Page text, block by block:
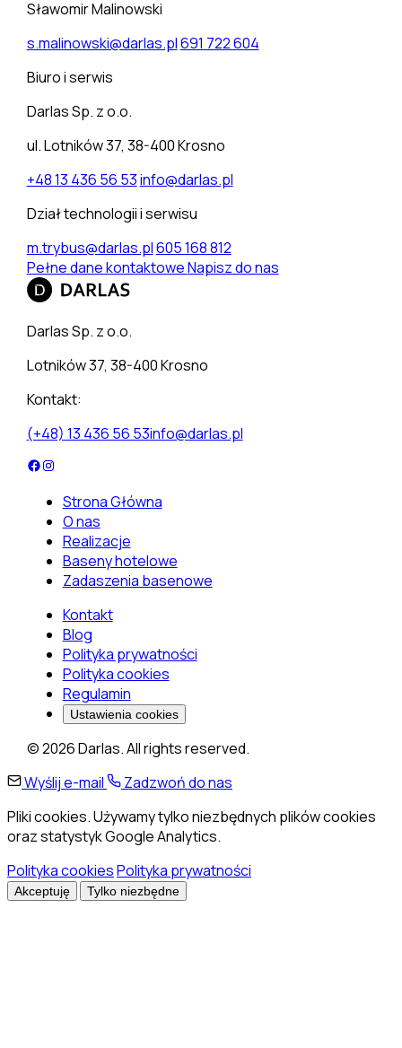
Sławomir Malinowski
s.malinowski@darlas.pl691 722 604
Biuro i serwis
Darlas Sp. z o.o.
ul. Lotników 37, 38-400 Krosno
+48 13 436 56 53info@darlas.pl
Dział technologii i serwisu
m.trybus@darlas.pl605 168 812
Pełne dane kontaktoweNapisz do nas
Darlas Sp. z o.o.
Lotników 37, 38-400 Krosno
Kontakt:
(+48) 13 436 56 53info@darlas.pl
Strona Główna
O nas
Realizacje
Baseny hotelowe
Zadaszenia basenowe
Kontakt
Blog
Polityka prywatności
Polityka cookies
Regulamin
Ustawienia cookies
© 2026 Darlas. All rights reserved.
Wyślij e-mail
Zadzwoń do nas
Pliki cookies. Używamy tylko niezbędnych plików cookies
oraz statystyk Google Analytics.
Polityka cookiesPolityka prywatności
Akceptuję Tylko niezbędne